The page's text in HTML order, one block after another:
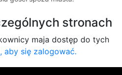
stronach
maja dostęp do tych
aby się zalogować.